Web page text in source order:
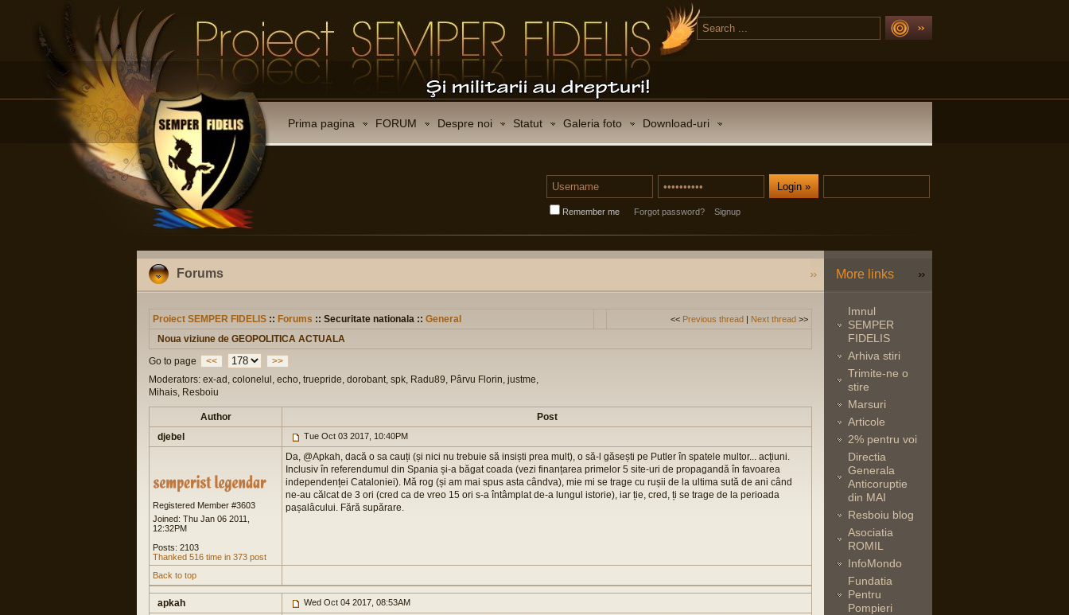
Prima pagina FORUM Despre noi Statut Galeria foto Download-uri
Remember me Forgot password? Signup
Forums
Proiect SEMPER FIDELIS :: Forums :: Securitate nationala :: General << Previous thread | Next thread >>
Noua viziune de GEOPOLITICA ACTUALA
Go to page
<<
>>
Moderators: ex-ad, colonelul, echo, truepride, dorobant, spk, Radu89, Pârvu Florin, justme,
Mihais, Resboiu
Author
Post
djebel
Tue Oct 03 2017, 10:40PM
Registered Member #3603
Joined: Thu Jan 06 2011,
12:32PM
Posts: 2103
Thanked 516 time in 373 post
Da, @Apkah, dacă o sa cauți (și nici nu trebuie să insiști prea mult), o să-l găsești pe Putler în spatele multor... acțiuni.
Inclusiv în referendumul din Spania și-a băgat coada (vezi finanțarea primelor 5 site-uri de propagandă în favoarea
independenței Cataloniei). Mă rog (și am mai spus asta cândva), mie mi se trage cu rușii de la ultima sută de ani când
ne-au călcat de 3 ori (cred ca de vreo 15 ori s-a întâmplat de-a lungul istorie), iar ție, cred, ți se trage de la perioada
pașalâcului. Fără supărare.
Back to top
apkah Wed Oct 04 2017, 08:53AM
More links
Imnul
SEMPER
FIDELIS
Arhiva stiri
Trimite-ne o
stire
Marsuri
Articole
2% pentru voi
Directia
Generala
Anticoruptie
din MAI
Resboiu blog
Asociatia
ROMIL
InfoMondo
Fundatia
Pentru
Pompieri